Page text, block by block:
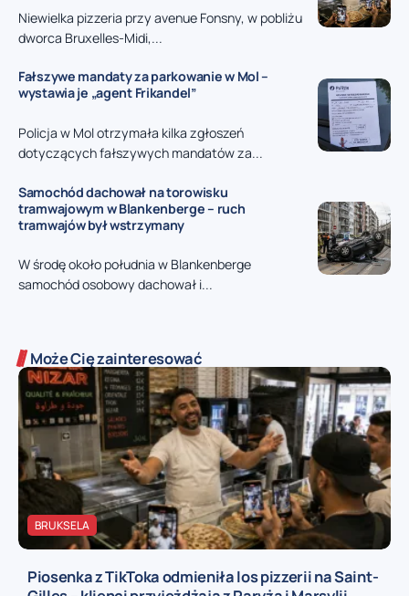
Niewielka pizzeria przy avenue Fonsny, w pobliżu
dworca Bruxelles-Midi,...
Fałszywe mandaty za parkowanie w Mol –
wystawia je „agent Frikandel”
Policja w Mol otrzymała kilka zgłoszeń
dotyczących fałszywych mandatów za...
Samochód dachował na torowisku
tramwajowym w Blankenberge – ruch
tramwajów był wstrzymany
W środę około południa w Blankenberge
samochód osobowy dachował i...
Może Cię zainteresować
BRUKSELA
Piosenka z TikToka odmieniła los pizzerii na Saint-